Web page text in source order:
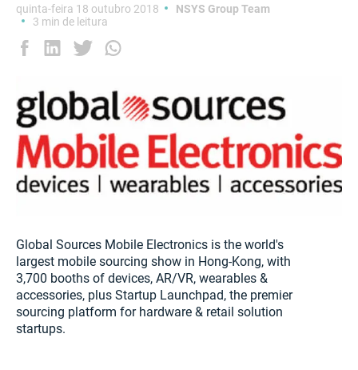
quinta-feira 18 outubro 2018
NSYS Group Team
3 min de leitura
Global Sources Mobile Electronics is the world's
largest mobile sourcing show in Hong-Kong, with
3,700 booths of devices, AR/VR, wearables &
accessories, plus Startup Launchpad, the premier
sourcing platform for hardware & retail solution
startups.